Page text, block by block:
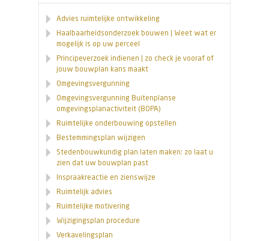
Advies ruimtelijke ontwikkeling
Haalbaarheidsonderzoek bouwen | Weet wat er
mogelijk is op uw perceel
Principeverzoek indienen | zo check je vooraf of
jouw bouwplan kans maakt
Omgevingsvergunning
Omgevingsvergunning Buitenplanse
omgevingsplanactiviteit (BOPA)
Ruimtelijke onderbouwing opstellen
Bestemmingsplan wijzigen
Stedenbouwkundig plan laten maken: zo laat u
zien dat uw bouwplan past
Inspraakreactie en zienswijze
Ruimtelijk advies
Ruimtelijke motivering
Wijzigingsplan procedure
Verkavelingsplan